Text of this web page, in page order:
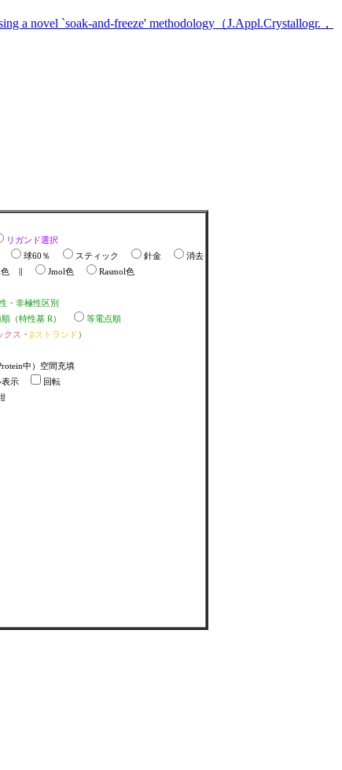
a novel `soak-and-freeze' methodology（J.Appl.Crystallogr.，
リガンド選択
球60％ スティック 針金
消去
色 ∥ Jmol色
Rasmol色
・非極性区別
順（特性基 R）
等電点順
クス ・ βストランド）
中）空間充填
表示
回転